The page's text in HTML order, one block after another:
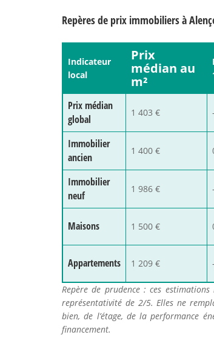
Repères de prix immobiliers à
Indicateur
local
Prix
médian au
m²
Prix médian
global
1 403 €
Immobilier
ancien
1 400 €
Immobilier
neuf
1 986 €
Maisons 1 500 €
Appartements 1 209 €
Repère de prudence : ces
représentativité de 2/5. Elles ne
bien, de l’étage, de la performance
financement.